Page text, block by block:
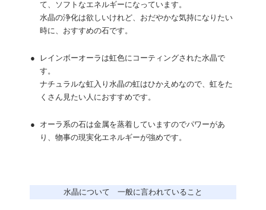
て、ソフトなエネルギーになっています。
水晶の浄化は欲しいけれど、おだやかな気持になりたい
時に、おすすめの石です。
●
レインボーオーラは虹色にコーティングされた水晶で
す。
ナチュラルな虹入り水晶の虹はひかえめなので、虹をた
くさん見たい人におすすめです。
●
オーラ系の石は金属を蒸着していますのでパワーがあ
り、物事の現実化エネルギーが強めです。
水晶について 一般に言われていること